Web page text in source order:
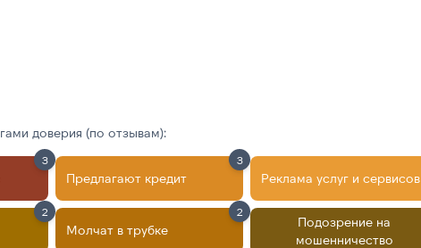
доверия (по отзывам):
3
Предлагают кредит
3
Реклама услуг и сервисов
2
Молчат в трубке
2
Подозрение на
мошенничество